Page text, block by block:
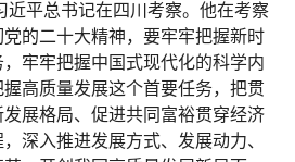
近平总书记在四川考察。他在考察
的二十大精神，要牢牢把握新时
牢牢把握中国式现代化的科学内
高质量发展这个首要任务，把贯
展格局、促进共同富裕贯穿经济
深入推进发展方式、发展动力、